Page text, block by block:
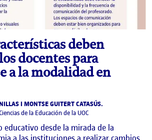
deben
docentes para
a la modalidad en
I MONTSE GUITERT CATASÚS.
de la Educación de la UOC
educativo desde la mirada de la